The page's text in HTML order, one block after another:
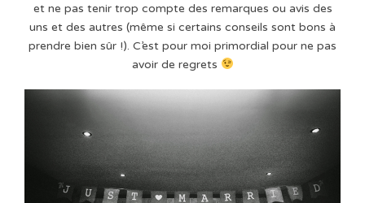
et ne pas tenir trop compte des remarques ou avis des
uns et des autres (même si certains conseils sont bons à
prendre bien sûr !). C’est pour moi primordial pour ne pas
avoir de regrets